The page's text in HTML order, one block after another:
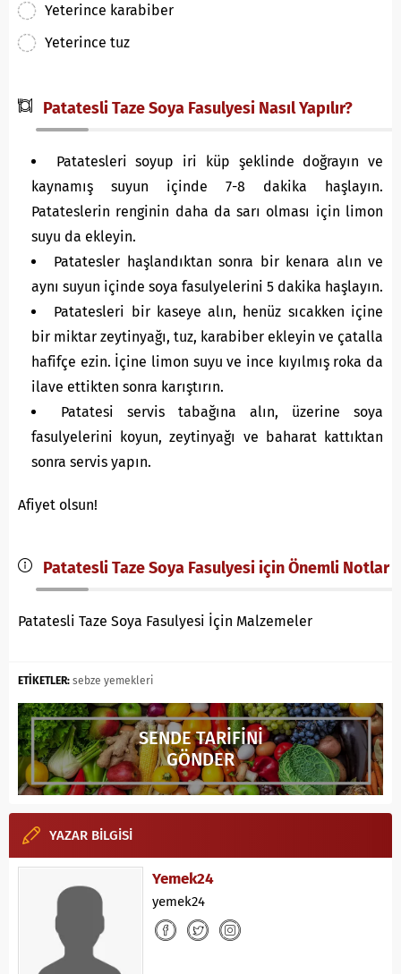
Yeterince karabiber
Yeterince tuz
Patatesli Taze Soya Fasulyesi Nasıl Yapılır?
Patatesleri soyup iri küp şeklinde doğrayın ve
kaynamış suyun içinde 7-8 dakika haşlayın.
Patateslerin renginin daha da sarı olması için limon
suyu da ekleyin.
Patatesler haşlandıktan sonra bir kenara alın ve
aynı suyun içinde soya fasulyelerini 5 dakika haşlayın.
Patatesleri bir kaseye alın, henüz sıcakken içine
bir miktar zeytinyağı, tuz, karabiber ekleyin ve çatalla
hafifçe ezin. İçine limon suyu ve ince kıyılmış roka da
ilave ettikten sonra karıştırın.
Patatesi servis tabağına alın, üzerine soya
fasulyelerini koyun, zeytinyağı ve baharat kattıktan
sonra servis yapın.
Afiyet olsun!
Patatesli Taze Soya Fasulyesi için Önemli Notlar
Patatesli Taze Soya Fasulyesi İçin Malzemeler
ETİKETLER: sebze yemekleri
SENDE TARİFİNİ
GÖNDER
YAZAR BİLGİSİ
Yemek24
yemek24